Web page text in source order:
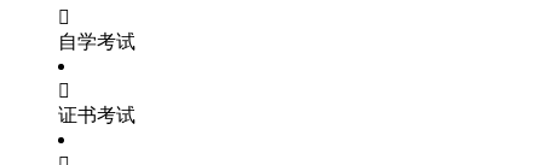

自学考试

证书考试